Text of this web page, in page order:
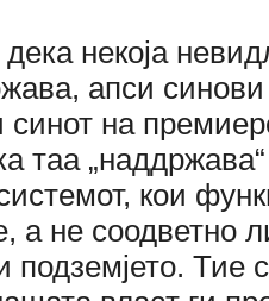
некоја
апси
на
таа
кои
а не соодветно
подземјето. Тие